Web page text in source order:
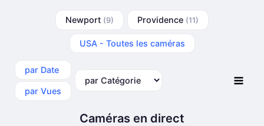
Newport (9) Providence (11)
USA - Toutes les caméras
par Date
par Vues
Caméras en direct